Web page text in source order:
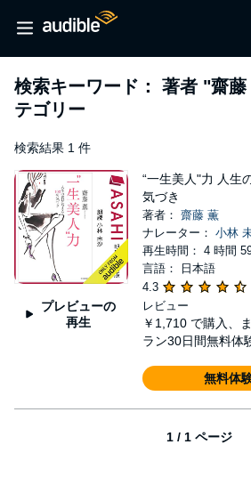
検索キーワード： 著者 "齋
テゴリー
検索結果 1 件
プレビューの
再生
“一生美人"力 人生
気づき
著者： 齋藤 薫
ナレーター： 小林
再生時間： 4 時間
言語： 日本語
4.3
レビュー
￥1,710 で購入、
ラン30日間無料体
無料体
1 / 1 ページ